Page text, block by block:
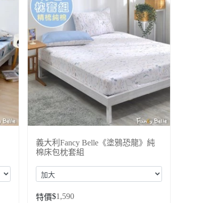
義大利Fancy Belle《塗鴉恐龍》純
棉床包枕套組
特價$1,590